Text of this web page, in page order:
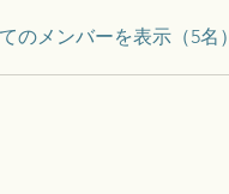
のメンバーを表示（5名）